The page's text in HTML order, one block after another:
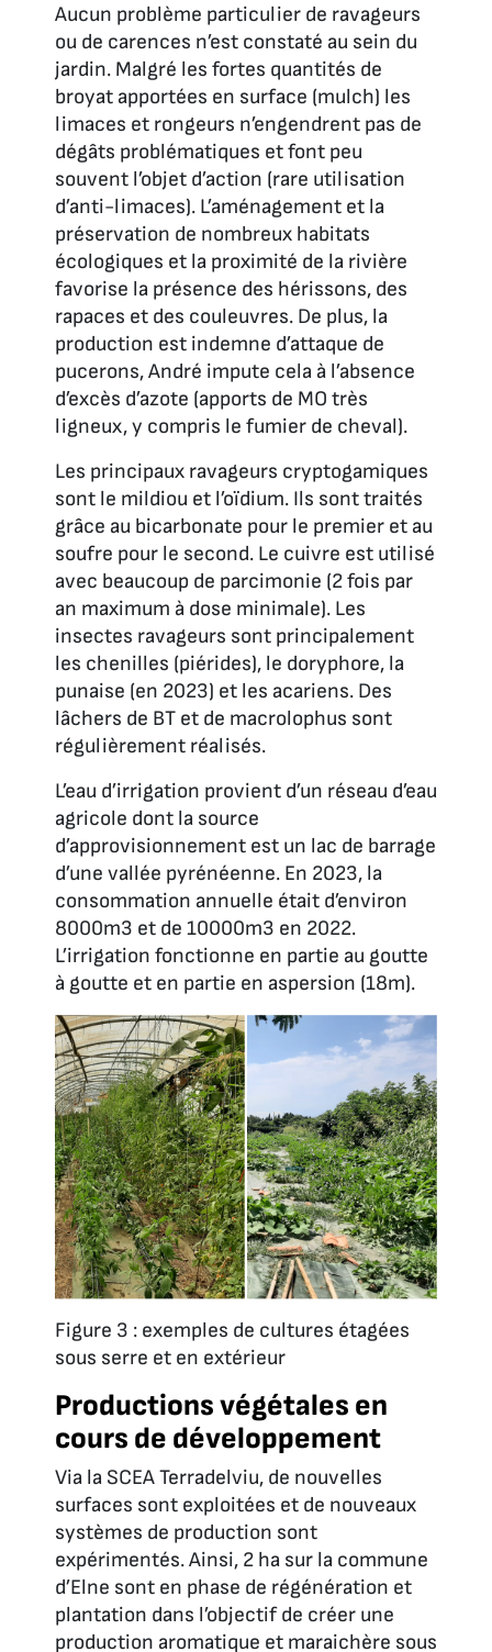
Aucun problème particulier de ravageurs
ou de carences n’est constaté au sein du
jardin. Malgré les fortes quantités de
broyat apportées en surface (mulch) les
limaces et rongeurs n’engendrent pas de
dégâts problématiques et font peu
souvent l’objet d’action (rare utilisation
d’anti-limaces). L’aménagement et la
préservation de nombreux habitats
écologiques et la proximité de la rivière
favorise la présence des hérissons, des
rapaces et des couleuvres. De plus, la
production est indemne d’attaque de
pucerons, André impute cela à l’absence
d’excès d’azote (apports de MO très
ligneux, y compris le fumier de cheval).
Les principaux ravageurs cryptogamiques
sont le mildiou et l’oïdium. Ils sont traités
grâce au bicarbonate pour le premier et au
soufre pour le second. Le cuivre est utilisé
avec beaucoup de parcimonie (2 fois par
an maximum à dose minimale). Les
insectes ravageurs sont principalement
les chenilles (piérides), le doryphore, la
punaise (en 2023) et les acariens. Des
lâchers de BT et de macrolophus sont
régulièrement réalisés.
L’eau d’irrigation provient d’un réseau d’eau
agricole dont la source
d’approvisionnement est un lac de barrage
d’une vallée pyrénéenne. En 2023, la
consommation annuelle était d’environ
8000m3 et de 10000m3 en 2022.
L’irrigation fonctionne en partie au goutte
à goutte et en partie en aspersion (18m).
Figure 3 : exemples de cultures étagées
sous serre et en extérieur
Productions végétales en
cours de développement
Via la SCEA Terradelviu, de nouvelles
surfaces sont exploitées et de nouveaux
systèmes de production sont
expérimentés. Ainsi, 2 ha sur la commune
d’Elne sont en phase de régénération et
plantation dans l’objectif de créer une
production aromatique et maraichère sous